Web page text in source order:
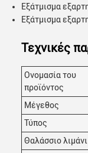
We
Εξάτμισμα
Εξάτμισμα
Τεχνικές
Ονομασία του
προϊόντος
Μέγεθος
Τύπος
Θαλάσσιο λιμάνι